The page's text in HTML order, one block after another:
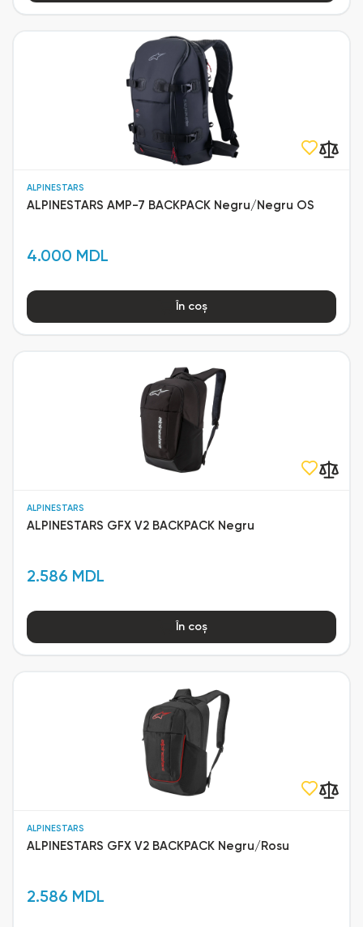
ALPINESTARS
ALPINESTARS AMP-7 BACKPACK Negru/Negru OS
4.000 MDL
În coș
ALPINESTARS
ALPINESTARS GFX V2 BACKPACK Negru
2.586 MDL
În coș
ALPINESTARS
ALPINESTARS GFX V2 BACKPACK Negru/Rosu
2.586 MDL